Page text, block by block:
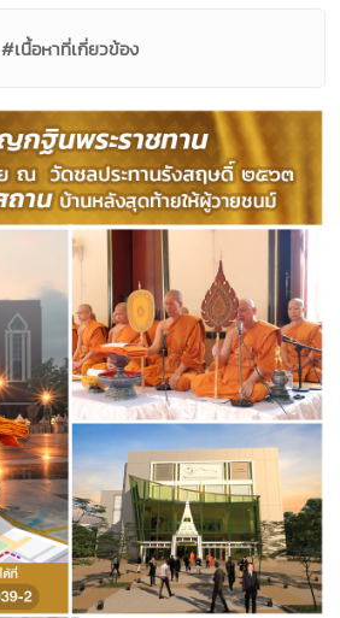
#เนื้อหาที่เกี่ยวข้อง